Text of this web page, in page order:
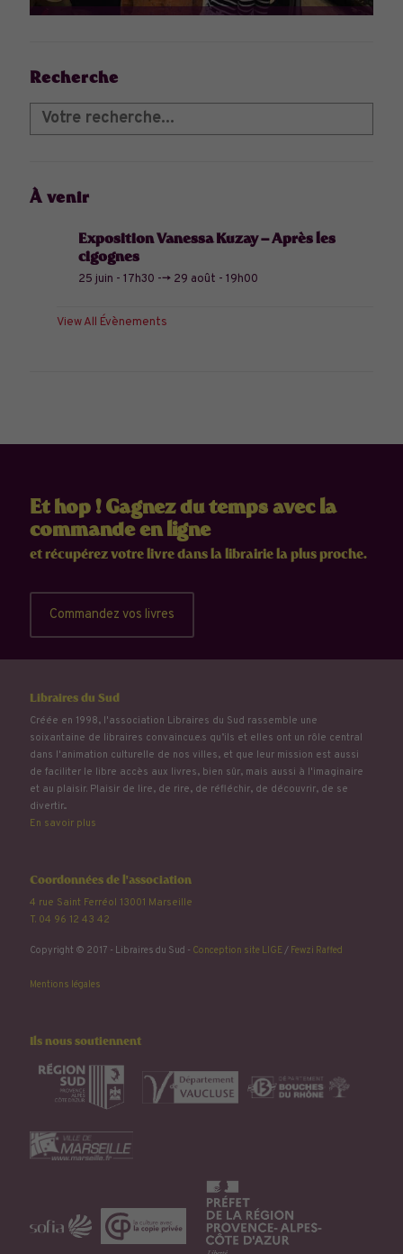
Recherche
À venir
Exposition Vanessa Kuzay – Après les
cigognes
25 juin - 17h30 --> 29 août - 19h00
View All Évènements
Et hop ! Gagnez du temps avec la
commande en ligne
et récupérez votre livre dans la librairie la plus proche.
Commandez vos livres
Libraires du Sud
Créée en 1998, l'association Libraires du Sud rassemble une
soixantaine de libraires convaincu.e.s qu’ils et elles ont un rôle central
dans l'animation culturelle de nos villes, et que leur mission est aussi
de faciliter le libre accès aux livres, bien sûr, mais aussi à l'imaginaire
et au plaisir. Plaisir de lire, de rire, de réfléchir, de découvrir, de se
divertir...
En savoir plus
Coordonnées de l'association
4 rue Saint Ferréol 13001 Marseille
T. 04 96 12 43 42
Copyright © 2017 - Libraires du Sud - Conception site LIGE/ Fewzi Raffed
Mentions légales
Ils nous soutiennent